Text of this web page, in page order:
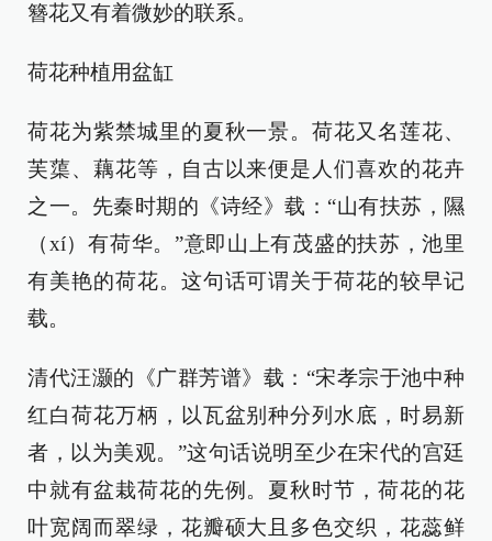
簪花又有着微妙的联系。
荷花种植用盆缸
荷花为紫禁城里的夏秋一景。荷花又名莲花、
芙蕖、藕花等，自古以来便是人们喜欢的花卉
之一。先秦时期的《诗经》载：“山有扶苏，隰
（xí）有荷华。”意即山上有茂盛的扶苏，池里
有美艳的荷花。这句话可谓关于荷花的较早记
载。
清代汪灏的《广群芳谱》载：“宋孝宗于池中种
红白荷花万柄，以瓦盆别种分列水底，时易新
者，以为美观。”这句话说明至少在宋代的宫廷
中就有盆栽荷花的先例。夏秋时节，荷花的花
叶宽阔而翠绿，花瓣硕大且多色交织，花蕊鲜